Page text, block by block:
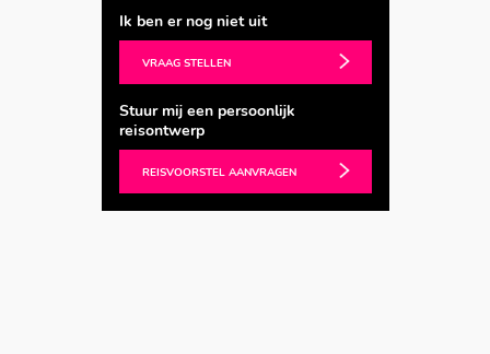
Ik ben er nog niet uit
VRAAG STELLEN
Stuur mij een persoonlijk
reisontwerp
REISVOORSTEL AANVRAGEN